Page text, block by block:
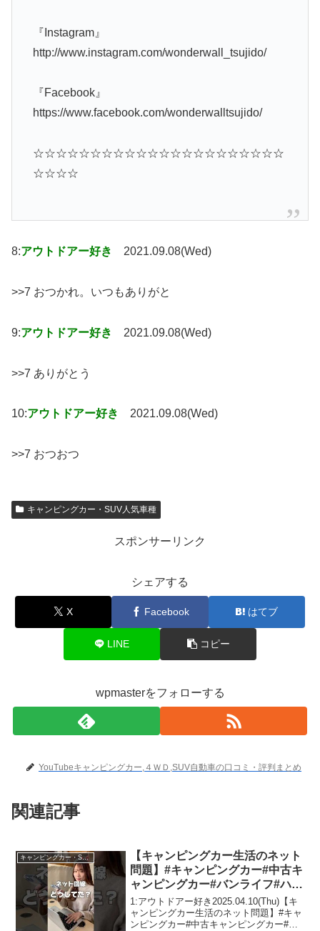
『Instagram』
http://www.instagram.com/wonderwall_tsujido/
『Facebook』
https://www.facebook.com/wonderwalltsujido/
☆☆☆☆☆☆☆☆☆☆☆☆☆☆☆☆☆☆☆☆☆☆
☆☆☆☆
8:アウトドアー好き 2021.09.08(Wed)
>>7 おつかれ。いつもありがと
9:アウトドアー好き 2021.09.08(Wed)
>>7 ありがとう
10:アウトドアー好き 2021.09.08(Wed)
>>7 おつおつ
キャンピングカー・SUV人気車種
スポンサーリンク
シェアする
X Facebook はてブ
LINE コピー
wpmasterをフォローする
YouTubeキャンピングカー,４ＷＤ,SUV自動車の口コミ・評判まとめ
関連記事
キャンピングカー・SUV人気車種
【キャンピングカー生活のネット
問題】#キャンピングカー#中古キ
ャンピングカー#バンライフ#ハイ
エース#diy#車中泊#車中泊女子#
旅#日本一周#shorts#short#pr
1:アウトドアー好き2025.04.10(Thu)【キ
ャンピングカー生活のネット問題】#キャ
ンピングカー#中古キャンピングカー#バ